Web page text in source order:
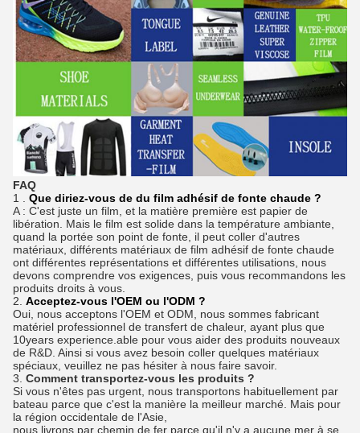
FAQ
1 . Que diriez-vous de du film adhésif de fonte chaude ?
A : C'est juste un film, et la matière première est papier de
libération. Mais le film est solide dans la température ambiante,
quand la portée son point de fonte, il peut coller d'autres
matériaux, différents matériaux de film adhésif de fonte chaude
ont différentes représentations et différentes utilisations, nous
devons comprendre vos exigences, puis vous recommandons les
produits droits à vous.
2. Acceptez-vous l'OEM ou l'ODM ?
Oui, nous acceptons l'OEM et ODM, nous sommes fabricant
matériel professionnel de transfert de chaleur, ayant plus que
10years experience.able pour vous aider des produits nouveaux
de R&D. Ainsi si vous avez besoin coller quelques matériaux
spéciaux, veuillez ne pas hésiter à nous faire savoir.
3. Comment transportez-vous les produits ?
Si vous n'êtes pas urgent, nous transportons habituellement par
bateau parce que c'est la manière la meilleur marché. Mais pour
la région occidentale de l'Asie,
nous livrons par chemin de fer parce qu'il n'y a aucune mer à se